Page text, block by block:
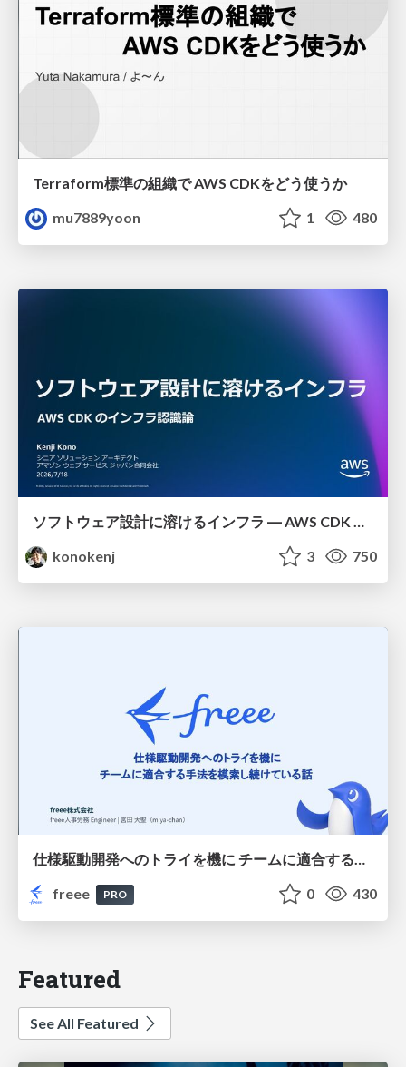
Terraform標準の組織で AWS CDKをどう使うか
mu7889yoon
1 480
konokenj
3 750
仕様駆動開発へのトライを機に チームに適合する手法を模索し続けている話
freee
PRO 0 430
Featured
See All Featured